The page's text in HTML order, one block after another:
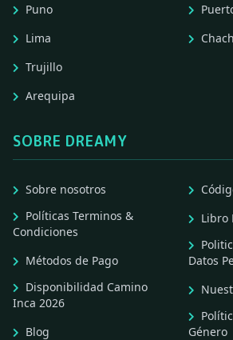
Puno
Lima
Trujillo
Arequipa
SOBRE DREAMY
Sobre nosotros
Políticas Terminos &
Condiciones
Métodos de Pago
Disponibilidad Camino
Inca 2026
Blog
Libro
Datos
Género